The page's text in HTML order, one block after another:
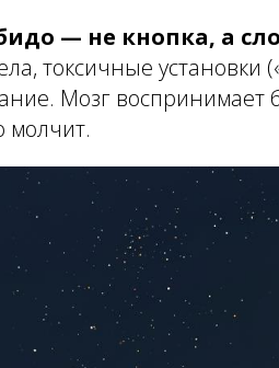
— не кнопка, а
токсичные установки
Мозг воспринимает
молчит.